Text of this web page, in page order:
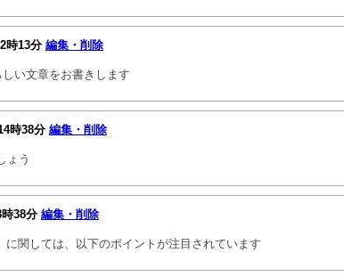
時13分 編集・削除
い文章をお書きします
時38分 編集・削除
ょう
時38分 編集・削除
関しては、以下のポイントが注目されています